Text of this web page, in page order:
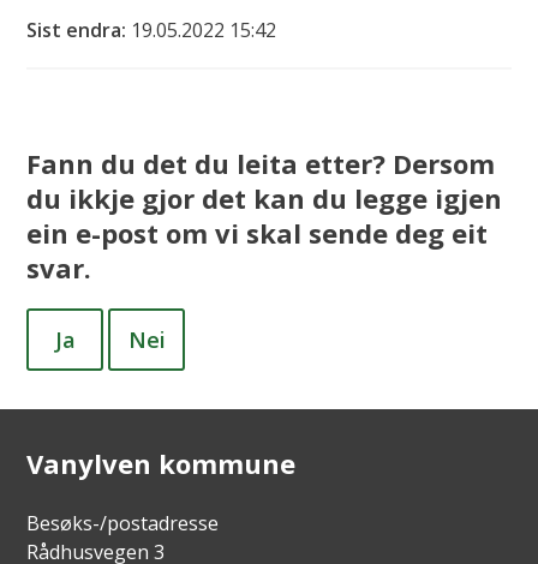
Sist endra 19.05.2022 15:42
Fann du det du leita etter? Dersom
du ikkje gjor det kan du legge igjen
ein e-post om vi skal sende deg eit
svar.
Ja Nei
Vanylven kommune
Besøks-/postadresse
Rådhusvegen 3